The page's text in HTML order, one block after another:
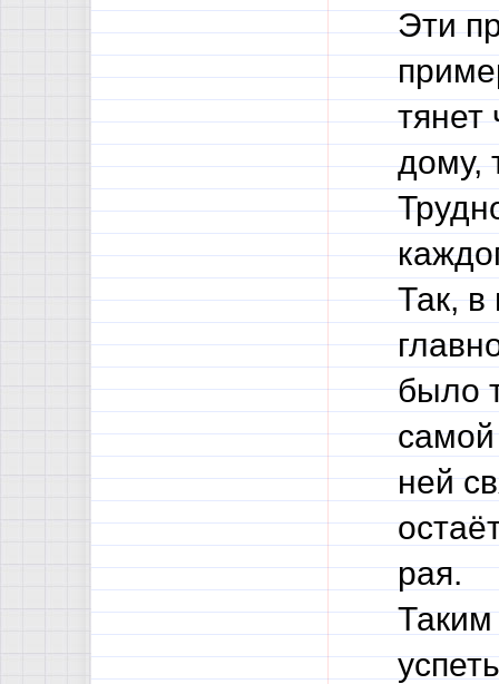
Эти
тянет
дому,
Так,
было
ней
рая.
Таким